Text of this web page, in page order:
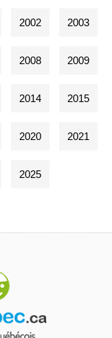
2002 2003
2008 2009
2014 2015
2020 2021
2025